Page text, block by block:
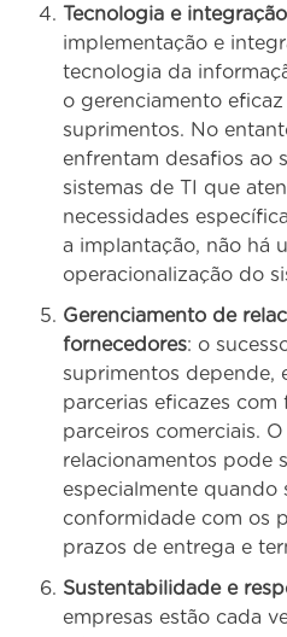
Tecnologia e
implementação e
tecnologia da
o gerenciamento
suprimentos. No
enfrentam desafios ao
sistemas de TI que
necessidades
a implantação, não há
operacionalização do
Gerenciamento de
fornecedores: o
suprimentos depende,
parcerias eficazes com
parceiros comerciais.
relacionamentos pode
especialmente quando
conformidade com os
prazos de entrega e
Sustentabilidade e
empresas estão cada